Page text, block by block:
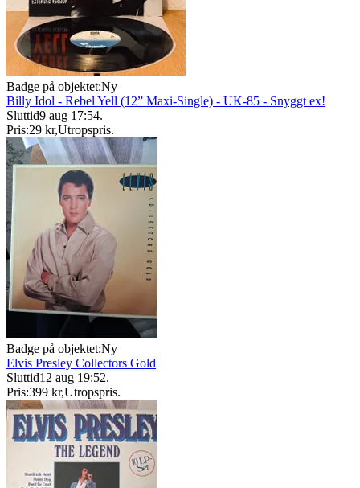
Badge på objektet:Ny
Billy Idol - Rebel Yell (12” Maxi-Single) - UK-85 - Snyggt ex!
Sluttid9 aug 17:54.
Pris:29 kr,Utropspris.
Badge på objektet:Ny
Elvis Presley Collectors Gold
Sluttid12 aug 19:52.
Pris:399 kr,Utropspris.